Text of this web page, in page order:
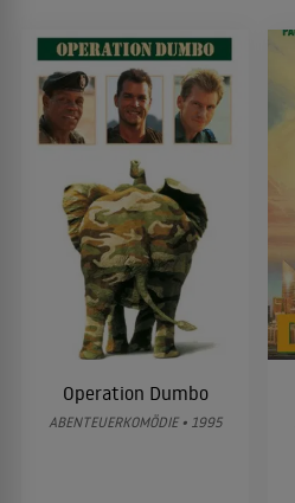
Operation Dumbo
ABENTEUERKOMÖDIE • 1995